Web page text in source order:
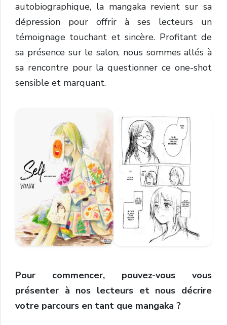
autobiographique, la mangaka revient sur sa
dépression pour offrir à ses lecteurs un
témoignage touchant et sincère. Profitant de
sa présence sur le salon, nous sommes allés à
sa rencontre pour la questionner ce one-shot
sensible et marquant.
Pour commencer, pouvez-vous vous
présenter à nos lecteurs et nous décrire
votre parcours en tant que mangaka ?